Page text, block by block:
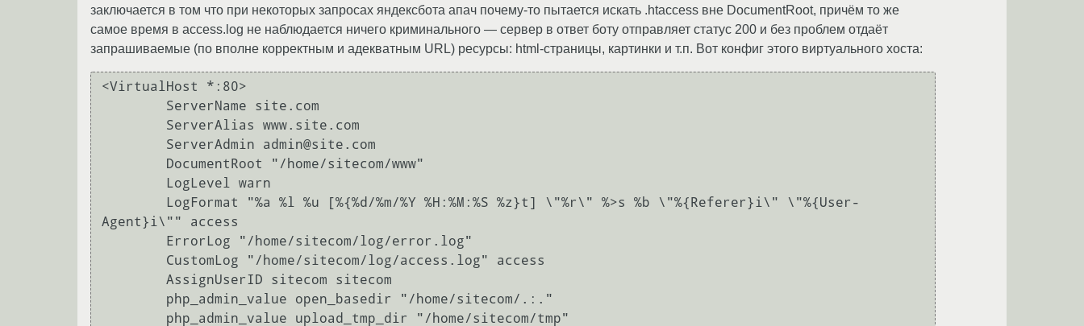
заключается в том что при некоторых запросах яндексбота апач почему-то пытается искать .htaccess вне DocumentRoot, причём то же
самое время в access.log не наблюдается ничего криминального — сервер в ответ боту отправляет статус 200 и без проблем отдаёт
запрашиваемые (по вполне корректным и адекватным URL) ресурсы: html-страницы, картинки и т.п. Вот конфиг этого виртуального хоста:
<VirtualHost *:80>
Agent}i\"" access